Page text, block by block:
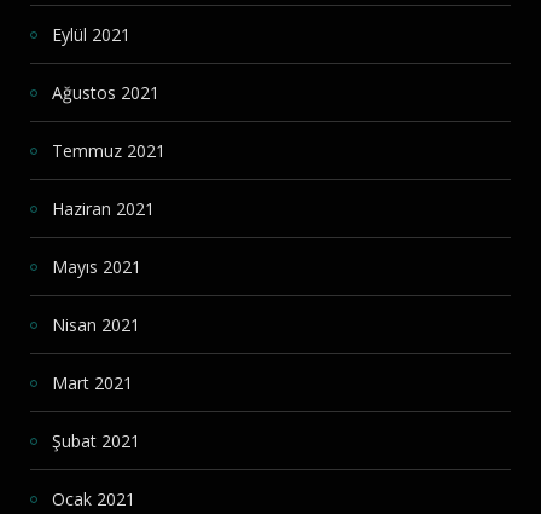
Eylül 2021
Ağustos 2021
Temmuz 2021
Haziran 2021
Mayıs 2021
Nisan 2021
Mart 2021
Şubat 2021
Ocak 2021